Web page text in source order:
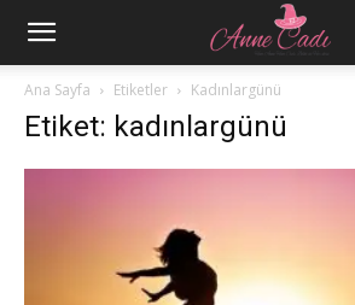
Ana Sayfa Etiketler Kadınlargünü
Etiket: kadınlargünü